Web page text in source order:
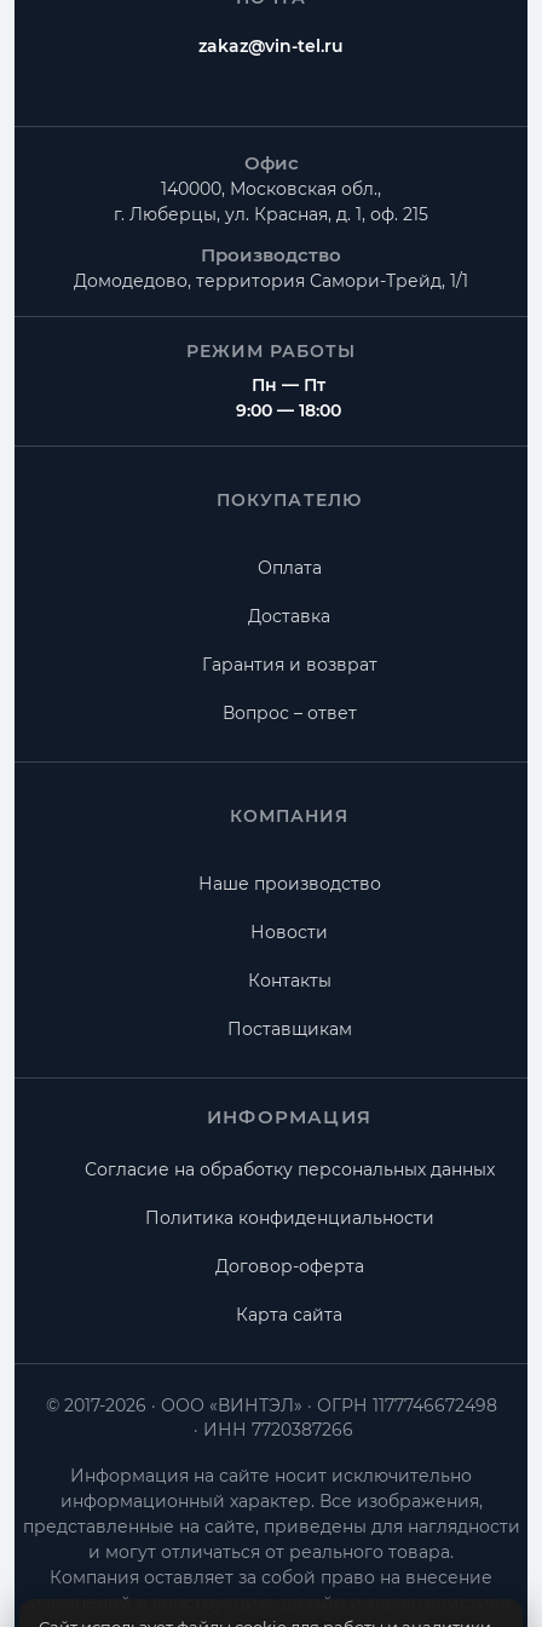
Можно ли изготовить нестандартные размеры?
области?
zakaz@vin-tel.ru
Офис
140000, Московская обл.,
г. Люберцы, ул. Красная, д. 1, оф. 215
Производство
Домодедово, территория Самори-Трейд, 1/1
РЕЖИМ РАБОТЫ
Пн — Пт
9:00 — 18:00
ПОКУПАТЕЛЮ
Оплата
Доставка
Гарантия и возврат
Вопрос – ответ
КОМПАНИЯ
Наше производство
Новости
Контакты
Поставщикам
ИНФОРМАЦИЯ
Согласие на обработку персональных данных
Политика конфиденциальности
Договор-оферта
Карта сайта
ООО «ВИНТЭЛ»
ОГРН 1177746672498
ИНН 7720387266
© 2017-2026
Информация на сайте носит исключительно
информационный характер. Все изображения,
представленные на сайте, приведены для наглядности
и могут отличаться от реального товара.
Компания оставляет за собой право на внесение
изменений в конструкцию, дизайн и характеристики